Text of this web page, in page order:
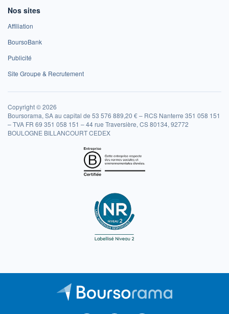
Nos sites
Affiliation
BoursoBank
Publicité
Site Groupe & Recrutement
Copyright © 2026
Boursorama, SA au capital de 53 576 889,20 € – RCS Nanterre 351 058 151
– TVA FR 69 351 058 151 – 44 rue Traversière, CS 80134, 92772
BOULOGNE BILLANCOURT CEDEX